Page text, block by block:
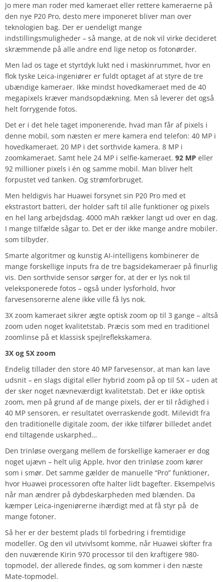
Jo mere man roder med kameraet eller rettere kameraerne på
den nye P20 Pro, desto mere imponeret bliver man over
teknologien bag. Der er uendeligt mange
indstillingsmuligheder – så mange, at de nok vil virke decideret
skræmmende på alle andre end lige netop os fotonørder.
Men lad os tage et styrtdyk lukt ned i maskinrummet, hvor en
flok tyske Leica-ingeniører er fuldt optaget af at styre de tre
ubændige kameraer. Ikke mindst hovedkameraet med de 40
megapixels kræver mandsopdækning. Men så leverer det også
helt forrygende fotos.
Det er i det hele taget imponerende, hvad man får af pixels i
denne mobil, som næsten er mere kamera end telefon: 40 MP i
hovedkameraet. 20 MP i det sorthvide kamera. 8 MP i
zoomkameraet. Samt hele 24 MP i selfie-kameraet. 92 MP eller
92 millioner pixels i én og samme mobil. Man bliver helt
forpustet ved tanken. Og strømforbruget.
Men heldigvis har Huawei forsynet sin P20 Pro med et
ekstrastort batteri, der holder saft til alle funktioner og pixels
en hel lang arbejdsdag. 4000 mAh rækker langt ud over en dag.
I mange tilfælde sågar to. Det er der ikke mange andre mobiler.
som tilbyder.
Smarte algoritmer og kunstig AI-intelligens kombinerer de
mange forskellige inputs fra de tre bagsidekameraer på finurlig
vis. Den sorthvide sensor sørger for, at der er lys nok til
veleksponerede fotos – også under lysforhold, hvor
farvesensorerne alene ikke ville få lys nok.
3X zoom kameraet sikrer ægte optisk zoom op til 3 gange – altså
zoom uden noget kvalitetstab. Præcis som med en traditionel
zoomlinse på et klassisk spejlreflekskamera.
3X og 5X zoom
Endelig tillader den store 40 MP farvesensor, at man kan lave
udsnit – en slags digital eller hybrid zoom på op til 5X – uden at
der sker noget nævneværdigt kvalitetstab. Det er ikke optisk
zoom, men på grund af de mange pixels, der er til rådighed i
40 MP sensoren, er resultatet overraskende godt. Milevidt fra
den traditionelle digitale zoom, der ikke tilfører billedet andet
end tiltagende uskarphed…
Den trinløse overgang mellem de forskellige kameraer er dog
noget ujævn – helt ulig Apple, hvor den trinløse zoom kører
som i smør. Det samme gælder de manuelle “Pro” funktioner,
hvor Huawei processoren ofte halter lidt bagefter. Eksempelvis
når man ændrer på dybdeskarpheden med blænden. Da
kæmper Leica-ingeniørerne ihærdigt med at få styr på de
mange fotoner.
Så her er der bestemt plads til forbedring i fremtidige
modeller. Og den vil utvivlsomt komme, når Huawei skifter fra
den nuværende Kirin 970 processor til den kraftigere 980-
topmodel, der allerede findes, og som kommer i den næste
Mate-topmodel.